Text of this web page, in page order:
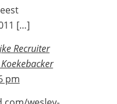
[…]
Recruiter
pm